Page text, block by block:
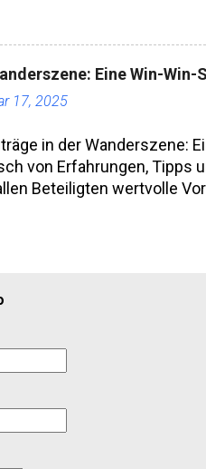
Westernreiten – aber
daneben steht, sieht
Foto Copyright: Gio
Eine Win-
17, 2025
in der Wanderszene:
von Erfahrungen, Tipps
Beteiligten wertvolle
hochwertigen
Als Gastautor können